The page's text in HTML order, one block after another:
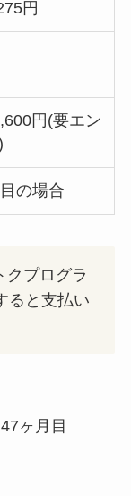
円
円(要エン
の場合
クプログラ
ると支払い
ヶ月目